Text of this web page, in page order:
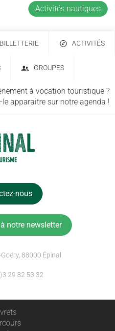
Activités nautiques
BILLETTERIE ACTIVITÉS
GROUPES
à vocation touristique ?
le apparaitre sur notre agenda !
nous
notre newsletter
88000 Épinal
29 82 53 32